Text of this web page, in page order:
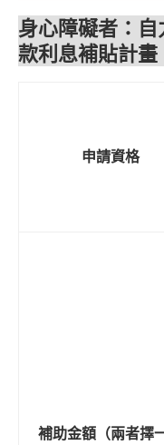
身心障礙者：
款利息補貼計畫
申請資格
補助金額（兩者擇一